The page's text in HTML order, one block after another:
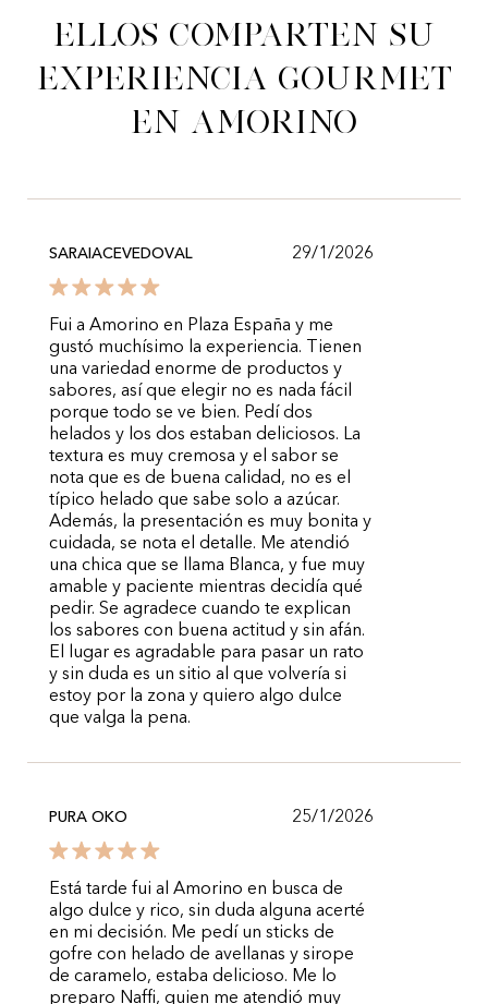
Ellos comparten su
experiencia gourmet
en Amorino
SARAIACEVEDOVAL 29/1/2026
Fui a Amorino en Plaza España y me
gustó muchísimo la experiencia. Tienen
una variedad enorme de productos y
sabores, así que elegir no es nada fácil
porque todo se ve bien. Pedí dos
helados y los dos estaban deliciosos. La
textura es muy cremosa y el sabor se
nota que es de buena calidad, no es el
típico helado que sabe solo a azúcar.
Además, la presentación es muy bonita y
cuidada, se nota el detalle. Me atendió
una chica que se llama Blanca, y fue muy
amable y paciente mientras decidía qué
pedir. Se agradece cuando te explican
los sabores con buena actitud y sin afán.
El lugar es agradable para pasar un rato
y sin duda es un sitio al que volvería si
estoy por la zona y quiero algo dulce
que valga la pena.
PURA OKO 25/1/2026
Está tarde fui al Amorino en busca de
algo dulce y rico, sin duda alguna acerté
en mi decisión. Me pedí un sticks de
gofre con helado de avellanas y sirope
de caramelo, estaba delicioso. Me lo
preparo Naffi, quien me atendió muy